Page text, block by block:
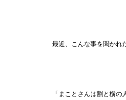
最近、こんな事を聞かれ
「まことさんは割と横の